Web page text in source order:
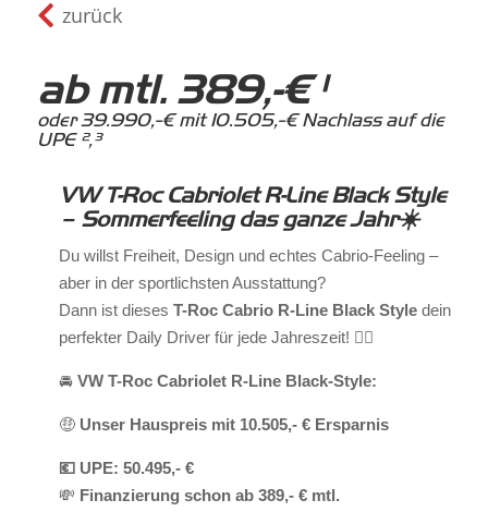
 zurück
ab mtl. 389,-€¹
oder 39.990,-€ mit 10.505,-€ Nachlass auf die
UPE ²,³
VW T-Roc Cabriolet R-Line Black Style
– Sommerfeeling das ganze Jahr☀️
Du willst Freiheit, Design und echtes Cabrio-Feeling –
aber in der sportlichsten Ausstattung?
Dann ist dieses T-Roc Cabrio R-Line Black Styledein
perfekter Daily Driver für jede Jahreszeit! ❤️‍🔥
🚘 VW T-Roc Cabriolet R-Line Black-Style:
🤑 Unser Hauspreis mit 10.505,- € Ersparnis
💶 UPE: 50.495,- €
💸 Finanzierung schon ab 389,- € mtl.